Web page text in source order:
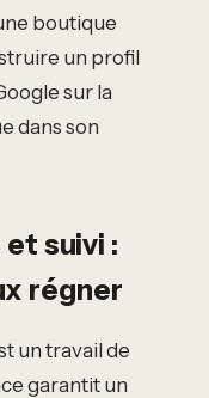
boutique
un profil
sur la
dans son
suivi :
régner
un travail de
garantit un